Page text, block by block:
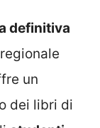
definitiva
un
dei libri di